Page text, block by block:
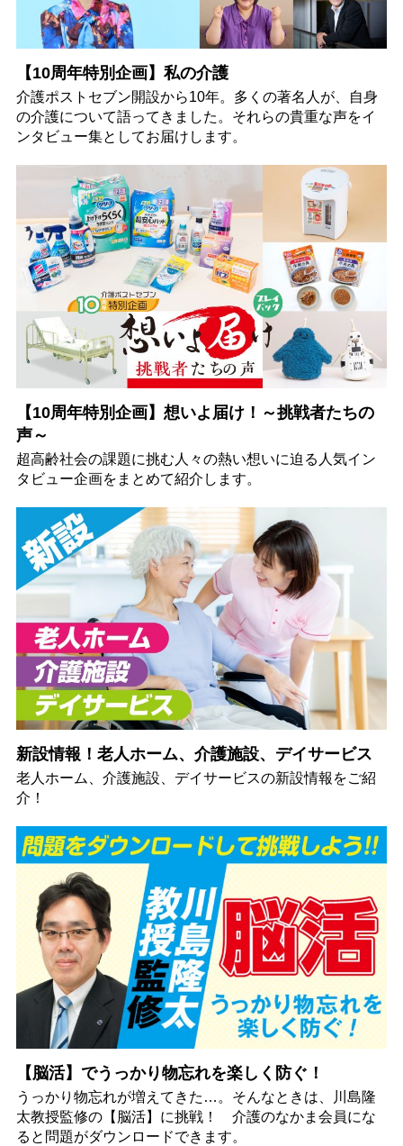
【10周年特別企画】私の介護
介護ポストセブン開設から10年。多くの著名人が、自身
の介護について語ってきました。それらの貴重な声をイ
ンタビュー集としてお届けします。
【10周年特別企画】想いよ届け！～挑戦者たちの
声～
超高齢社会の課題に挑む人々の熱い想いに迫る人気イン
タビュー企画をまとめて紹介します。
新設情報！老人ホーム、介護施設、デイサービス
老人ホーム、介護施設、デイサービスの新設情報をご紹
介！
【脳活】でうっかり物忘れを楽しく防ぐ！
うっかり物忘れが増えてきた…。そんなときは、川島隆
太教授監修の【脳活】に挑戦！ 介護のなかま会員にな
ると問題がダウンロードできます。